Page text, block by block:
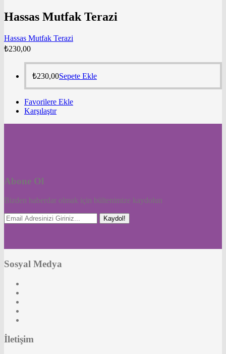
Hassas Mutfak Terazi
Hassas Mutfak Terazi
₺230,00
₺230,00Sepete Ekle
Favorilere Ekle
Karşılaştır
Abone Ol
Bizden haberdar olmak için bültenimize kaydolun
Kaydol!
Sosyal Medya
İletişim